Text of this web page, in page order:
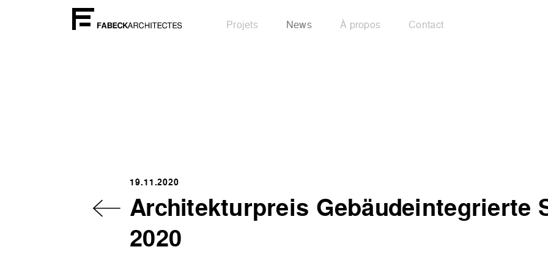
Projets News À propos Contact
19.11.2020
Architekturpreis Gebäudeintegrierte
2020